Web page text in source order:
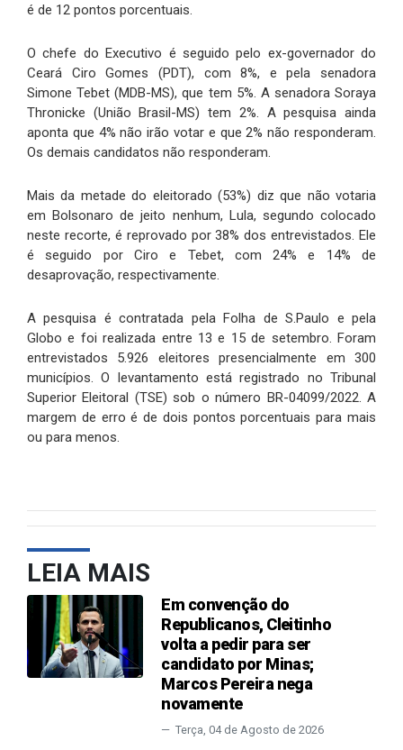
é de 12 pontos porcentuais.
O chefe do Executivo é seguido pelo ex-governador do
Ceará Ciro Gomes (PDT), com 8%, e pela senadora
Simone Tebet (MDB-MS), que tem 5%. A senadora Soraya
Thronicke (União Brasil-MS) tem 2%. A pesquisa ainda
aponta que 4% não irão votar e que 2% não responderam.
Os demais candidatos não responderam.
Mais da metade do eleitorado (53%) diz que não votaria
em Bolsonaro de jeito nenhum, Lula, segundo colocado
neste recorte, é reprovado por 38% dos entrevistados. Ele
é seguido por Ciro e Tebet, com 24% e 14% de
desaprovação, respectivamente.
A pesquisa é contratada pela Folha de S.Paulo e pela
Globo e foi realizada entre 13 e 15 de setembro. Foram
entrevistados 5.926 eleitores presencialmente em 300
municípios. O levantamento está registrado no Tribunal
Superior Eleitoral (TSE) sob o número BR-04099/2022. A
margem de erro é de dois pontos porcentuais para mais
ou para menos.
LEIA MAIS
Em convenção do
Republicanos, Cleitinho
volta a pedir para ser
candidato por Minas;
Marcos Pereira nega
novamente
Terça, 04 de Agosto de 2026